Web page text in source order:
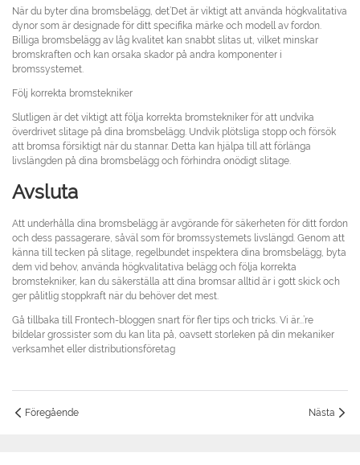
När du byter dina bromsbelägg, det’Det är viktigt att använda högkvalitativa
dynor som är designade för ditt specifika märke och modell av fordon.
Billiga bromsbelägg av låg kvalitet kan snabbt slitas ut, vilket minskar
bromskraften och kan orsaka skador på andra komponenter i
bromssystemet.
Följ korrekta bromstekniker
Slutligen är det viktigt att följa korrekta bromstekniker för att undvika
överdrivet slitage på dina bromsbelägg. Undvik plötsliga stopp och försök
att bromsa försiktigt när du stannar. Detta kan hjälpa till att förlänga
livslängden på dina bromsbelägg och förhindra onödigt slitage.
Avsluta
Att underhålla dina bromsbelägg är avgörande för säkerheten för ditt fordon
och dess passagerare, såväl som för bromssystemets livslängd. Genom att
känna till tecken på slitage, regelbundet inspektera dina bromsbelägg, byta
dem vid behov, använda högkvalitativa belägg och följa korrekta
bromstekniker, kan du säkerställa att dina bromsar alltid är i gott skick och
ger pålitlig stoppkraft när du behöver det mest.
Gå tillbaka till Frontech-bloggen snart för fler tips och tricks. Vi är...’re
bildelar grossister som du kan lita på, oavsett storleken på din mekaniker
verksamhet eller distributionsföretag
Föregående Nästa